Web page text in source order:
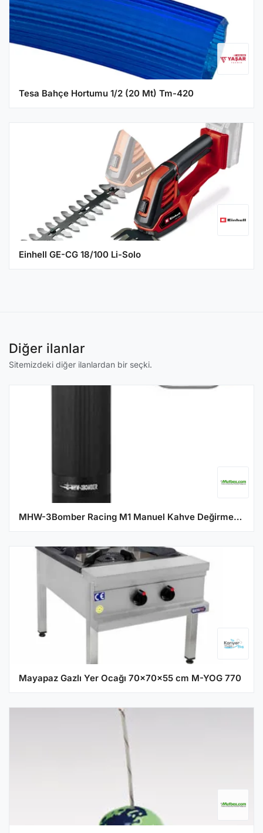
Tesa Bahçe Hortumu 1/2 (20 Mt) Tm-420
Einhell GE-CG 18/100 Li-Solo
Diğer ilanlar
Sitemizdeki diğer ilanlardan bir seçki.
MHW-3Bomber Racing M1 Manuel Kahve Değirmeni, Siyah
Mayapaz Gazlı Yer Ocağı 70x70x55 cm M-YOG 770